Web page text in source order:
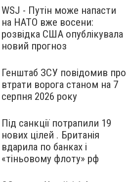
WSJ - Путін може напасти
на НАТО вже восени:
розвідка США опублікувала
новий прогноз
Генштаб ЗСУ повідомив про
втрати ворога станом на 7
серпня 2026 року
Під санкції потрапили 19
нових цілей . Британія
вдарила по банках і
«тіньовому флоту» рф